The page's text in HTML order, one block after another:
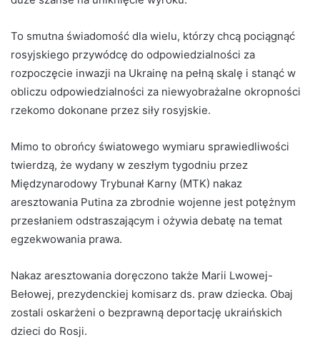
To smutna świadomość dla wielu, którzy chcą pociągnąć
rosyjskiego przywódcę do odpowiedzialności za
rozpoczęcie inwazji na Ukrainę na pełną skalę i stanąć w
obliczu odpowiedzialności za niewyobrażalne okropności
rzekomo dokonane przez siły rosyjskie.
Mimo to obrońcy światowego wymiaru sprawiedliwości
twierdzą, że wydany w zeszłym tygodniu przez
Międzynarodowy Trybunał Karny (MTK) nakaz
aresztowania Putina za zbrodnie wojenne jest potężnym
przesłaniem odstraszającym i ożywia debatę na temat
egzekwowania prawa.
Nakaz aresztowania doręczono także Marii Lwowej-
Bełowej, prezydenckiej komisarz ds. praw dziecka. Obaj
zostali oskarżeni o bezprawną deportację ukraińskich
dzieci do Rosji.